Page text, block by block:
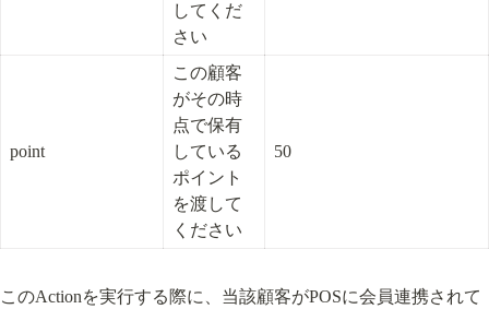
してくだ
さい
point
この顧客
がその時
点で保有
している
ポイント
を渡して
ください
50
このActionを実行する際に、当該顧客がPOSに会員連携されて